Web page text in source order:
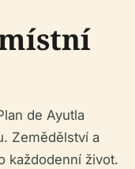
de Ayutla
Zemědělství a
každodenní život.